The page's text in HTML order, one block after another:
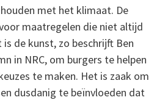
met het klimaat. De
maatregelen die niet altijd
de kunst, zo beschrijft Ben
in NRC, om burgers te helpen
te maken. Het is zaak om
dusdanig te beïnvloeden dat